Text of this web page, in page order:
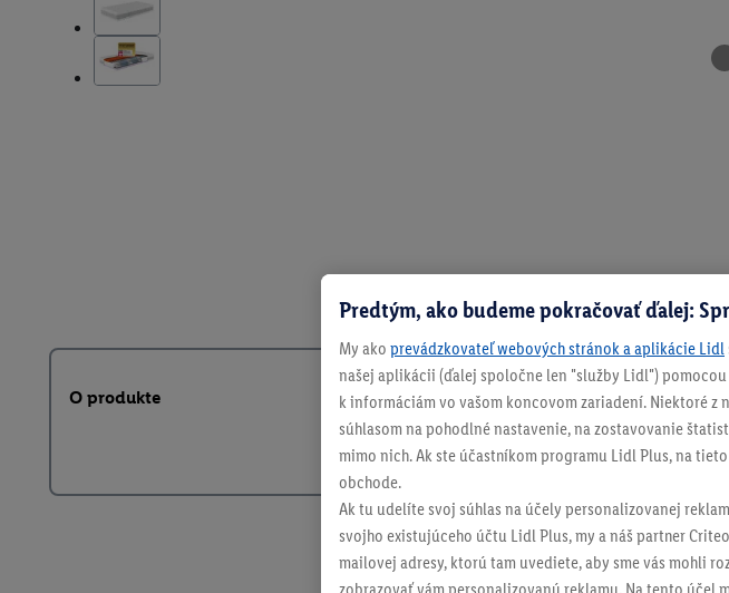
O produkte
Predtým, ako budeme pokračovať ďalej:
My ako prevádzkovateľ webových stránok a aplikácie Lidl
našej aplikácii (ďalej spoločne len "služby Lidl")
k informáciám vo vašom koncovom zariadení. Niektoré z
súhlasom na pohodlné nastavenie, na zostavovanie
mimo nich. Ak ste účastníkom programu Lidl Plus, na
obchode.
Ak tu udelíte svoj súhlas na účely personalizovanej
svojho existujúceho účtu Lidl Plus, my a náš partner
mailovej adresy, ktorú tam uvediete, aby sme vás mohli